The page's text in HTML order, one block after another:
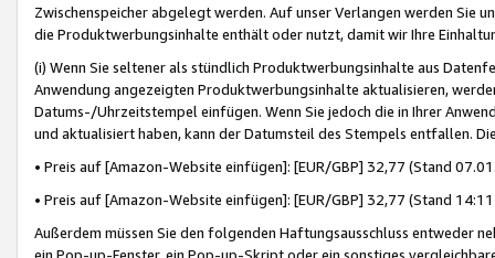
Zwischenspeicher abgelegt werden. Auf unser Verlangen werden Sie
die Produktwerbungsinhalte enthält oder nutzt, damit wir Ihre
(i) Wenn Sie seltener als stündlich Produktwerbungsinhalte aus
Anwendung angezeigten Produktwerbungsinhalte aktualisieren,
Datums-/Uhrzeitstempel einfügen. Wenn Sie jedoch die in Ihrer
und aktualisiert haben, kann der Datumsteil des Stempels entfallen.
• Preis auf [Amazon-Website einfügen]: [EUR/GBP] 32,77 (Stand
• Preis auf [Amazon-Website einfügen]: [EUR/GBP] 32,77 (Stand
Außerdem müssen Sie den folgenden Haftungsausschluss entweder
ein Pop-up-Fenster, ein Pop-up-Skript oder ein sonstiges